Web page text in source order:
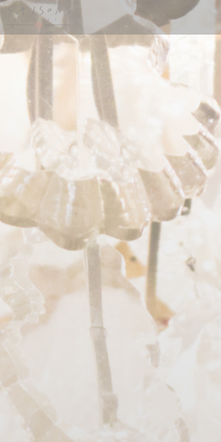
クッキー利用の管理について